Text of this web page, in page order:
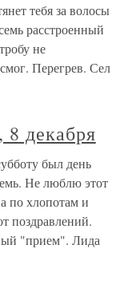
тебя за волосы
расстроенный
не
Перегрев. Сел
декабря
был день
Не люблю этот
по хлопотам и
поздравлений.
"прием". Лида